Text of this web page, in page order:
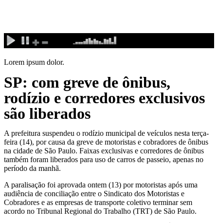
conteúdo
Lorem ipsum dolor.
SP: com greve de ônibus,
rodízio e corredores exclusivos
são liberados
A prefeitura suspendeu o rodízio municipal de veículos nesta terça-
feira (14), por causa da greve de motoristas e cobradores de ônibus
na cidade de São Paulo. Faixas exclusivas e corredores de ônibus
também foram liberados para uso de carros de passeio, apenas no
período da manhã.
A paralisação foi aprovada ontem (13) por motoristas após uma
audiência de conciliação entre o Sindicato dos Motoristas e
Cobradores e as empresas de transporte coletivo terminar sem
acordo no Tribunal Regional do Trabalho (TRT) de São Paulo.